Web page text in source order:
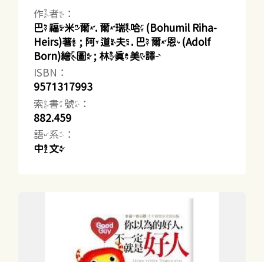
作者：
巴福米爾. 爾瑞哈(Bohumil Riha-
Heirs)著 ; 阿道夫. 巴爾恩(Adolf
Born)繪圖 ; 林真美譯
ISBN：
9571317993
索書號：
882.459
語系：
中文